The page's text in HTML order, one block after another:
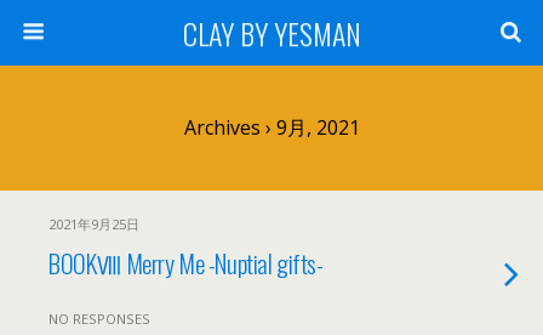
CLAY BY YESMAN
Archives › 9月, 2021
2021年9月25日
BOOKⅧ Merry Me -Nuptial gifts-
NO RESPONSES